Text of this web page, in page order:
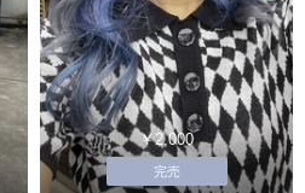
￥2,000
完売